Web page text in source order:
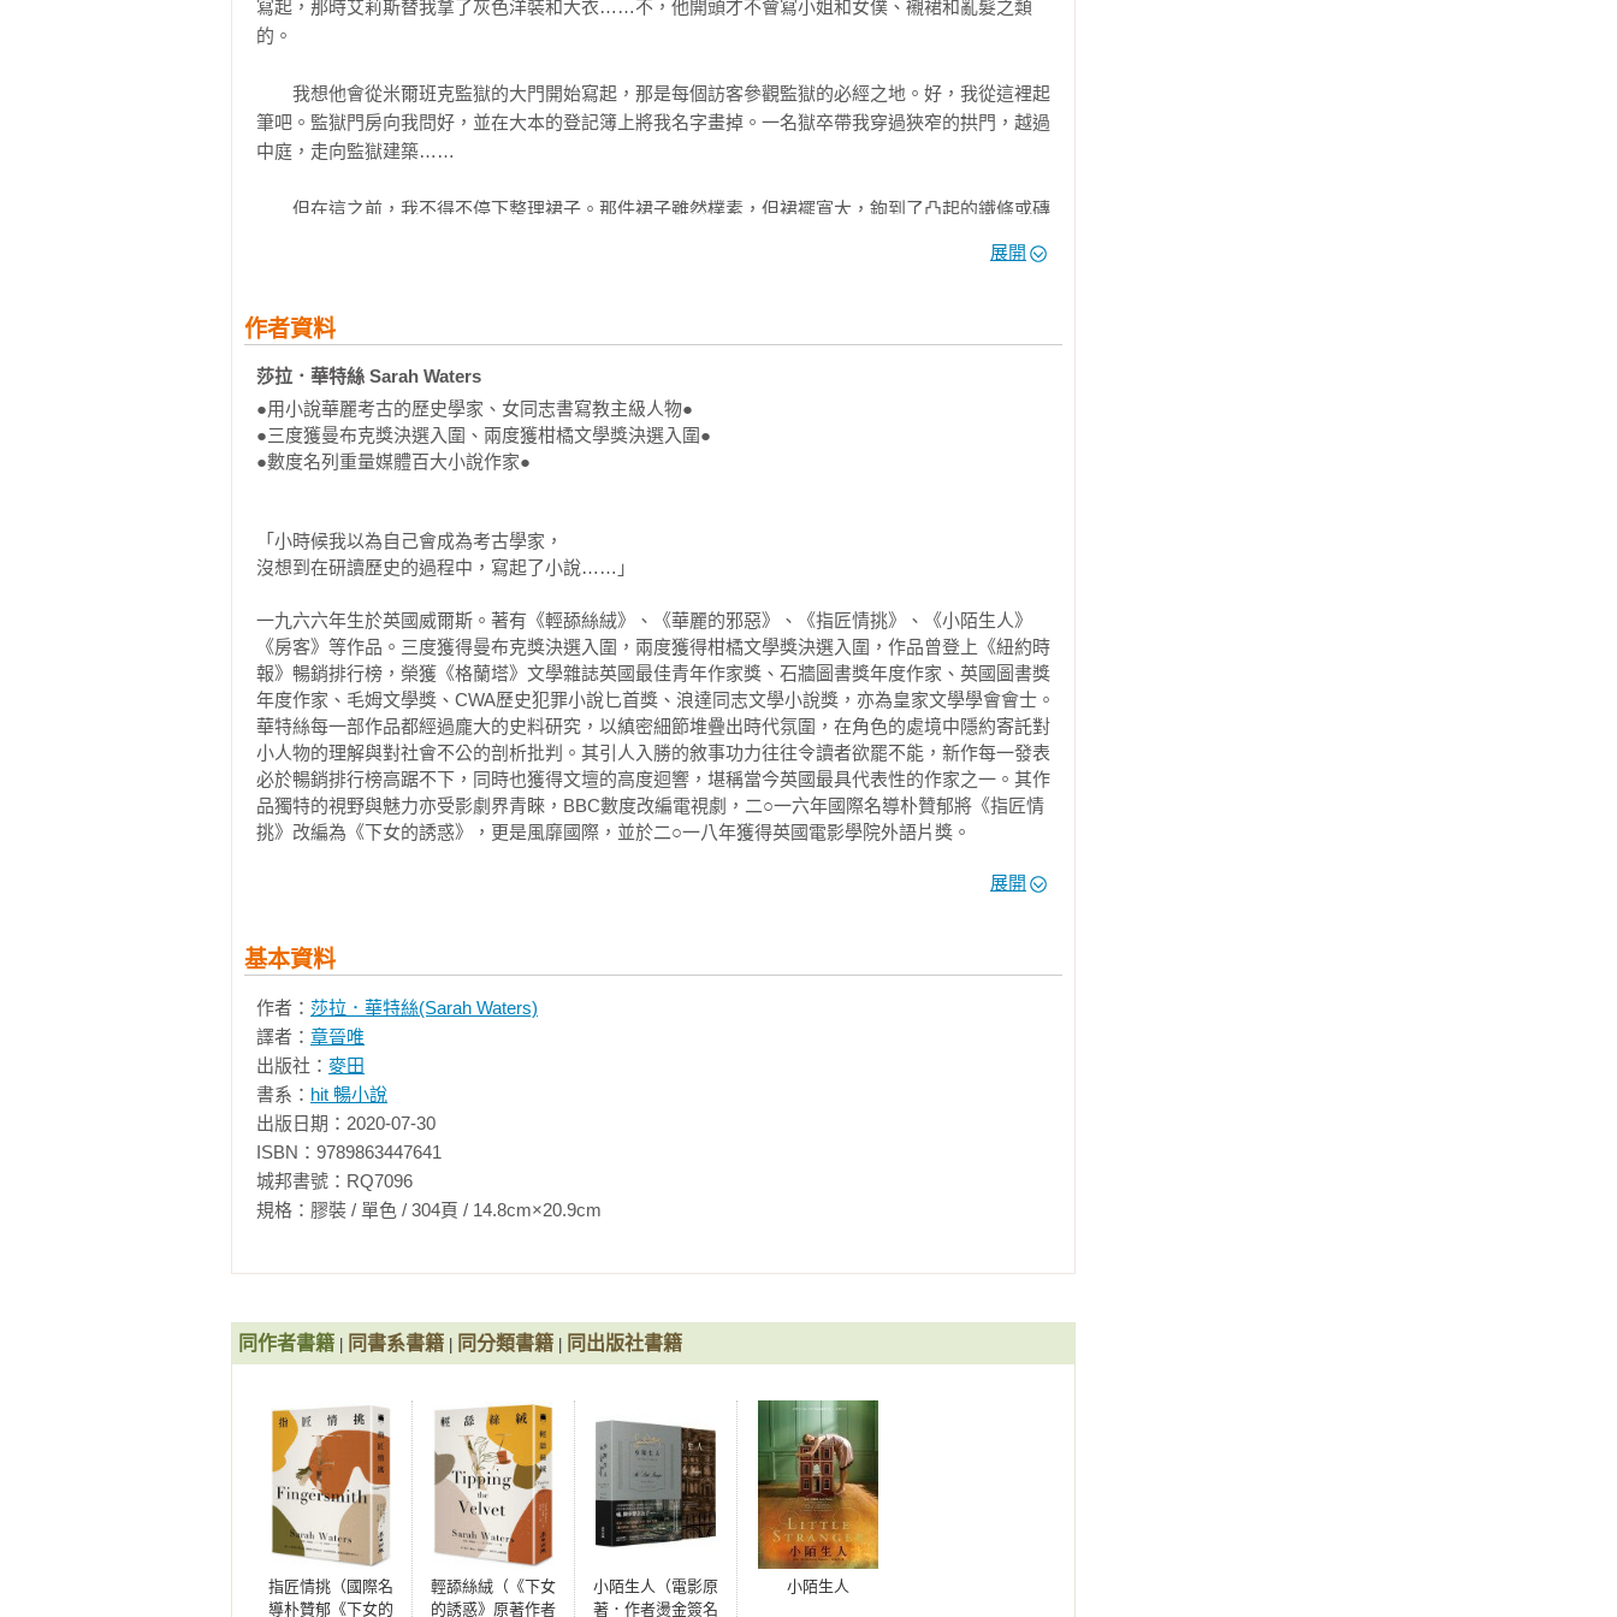
扎實的心理研究寫成的歌德故事，不斷拋出謎團的高超敘事……一部令心靈與感官皆無比滿足的小
說！——《西雅圖時報》
充滿懸疑感的恐怖故事，筆調優雅，滿是情欲張力。這部小說就像一張通靈板，傳遞著神祕訊息，在
閱讀過程中不斷震驚讀者。——《今日美國》
勝，讓我十分喜愛！——《星期日獨立報》
令人愉悅的閱讀體驗！——《觀察者報》
一部出色的小說——從神祕的書名開始到故事的最後一個句子皆然。必讀之作！——《歷史小說評
性感、毛骨悚然、風格獨具——超棒的作品！——《衛報》
▍延伸閱讀
《輕舔絲絨》——一鳴驚人出道作，榮獲英國作家協會貝蒂．特拉斯克文學獎
為了愛妳，我敢背叛全世界，甚至背叛我自己。
《指匠情挑》——曾改編為BBC電視劇、電影《下女的誘惑》
小姐，直到我愛上您之前，我都仍天真地以為：
這是我的故事，而我是這個故事的主人……
展開
作者資料
莎拉．華特絲 Sarah Waters
●用小說華麗考古的歷史學家、女同志書寫教主級人物●
●三度獲曼布克獎決選入圍、兩度獲柑橘文學獎決選入圍●
●數度名列重量媒體百大小說作家●
「小時候我以為自己會成為考古學家，
沒想到在研讀歷史的過程中，寫起了小說……」
一九六六年生於英國威爾斯。著有《輕舔絲絨》、《華麗的邪惡》、《指匠情挑》、《小陌生人》
《房客》等作品。三度獲得曼布克獎決選入圍，兩度獲得柑橘文學獎決選入圍，作品曾登上《紐約時
報》暢銷排行榜，榮獲《格蘭塔》文學雜誌英國最佳青年作家獎、石牆圖書獎年度作家、英國圖書獎
年度作家、毛姆文學獎、CWA歷史犯罪小說匕首獎、浪達同志文學小說獎，亦為皇家文學學會會士。
華特絲每一部作品都經過龐大的史料研究，以縝密細節堆疊出時代氛圍，在角色的處境中隱約寄託對
小人物的理解與對社會不公的剖析批判。其引人入勝的敘事功力往往令讀者欲罷不能，新作每一發表
必於暢銷排行榜高踞不下，同時也獲得文壇的高度迴響，堪稱當今英國最具代表性的作家之一。其作
品獨特的視野與魅力亦受影劇界青睞，BBC數度改編電視劇，二○一六年國際名導朴贊郁將《指匠情
挑》改編為《下女的誘惑》，更是風靡國際，並於二○一八年獲得英國電影學院外語片獎。
2001年  《華麗的邪惡》獲石牆圖書獎
獎決選
2003年  獲《格蘭塔》雜誌最佳青年作家獎、英國圖書獎年度作家、水石書店年度作家
2006年  《守夜》同時入圍曼布克獎、柑橘獎決選
2007年  《守夜》獲浪達同志文學小說獎
2009年  《小陌生人》入圍曼布克獎決選
2010年  獲Glamour年度作家獎
2015年  獲石牆圖書獎十年內最優秀作家獎。《房客》入圍貝禮詩女性小說獎決選
展開
基本資料
作者： 莎拉．華特絲(Sarah Waters)
譯者： 章晉唯
出版社： 麥田
書系： hit 暢小說
出版日期：2020-07-30
ISBN：9789863447641
城邦書號：RQ7096
規格：膠裝 / 單色 / 304頁 / 14.8cm×20.9cm
同作者書籍 同書系書籍 同分類書籍 同出版社書籍
指匠情挑（國際名
導朴贊郁《下女的
輕舔絲絨（《下女
的誘惑》原著作者
小陌生人（電影原
著．作者燙金簽名
小陌生人